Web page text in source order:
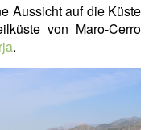
Aussicht auf die Küste
von Maro-Cerro
.